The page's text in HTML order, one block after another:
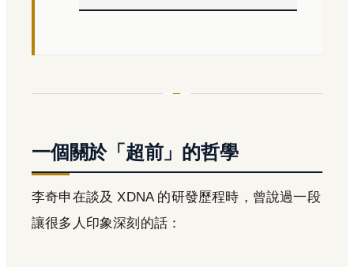
一個關於「超前」的哲學
李奇申在談及 XDNA 的研發歷程時，曾說過一段
讓很多人印象深刻的話：